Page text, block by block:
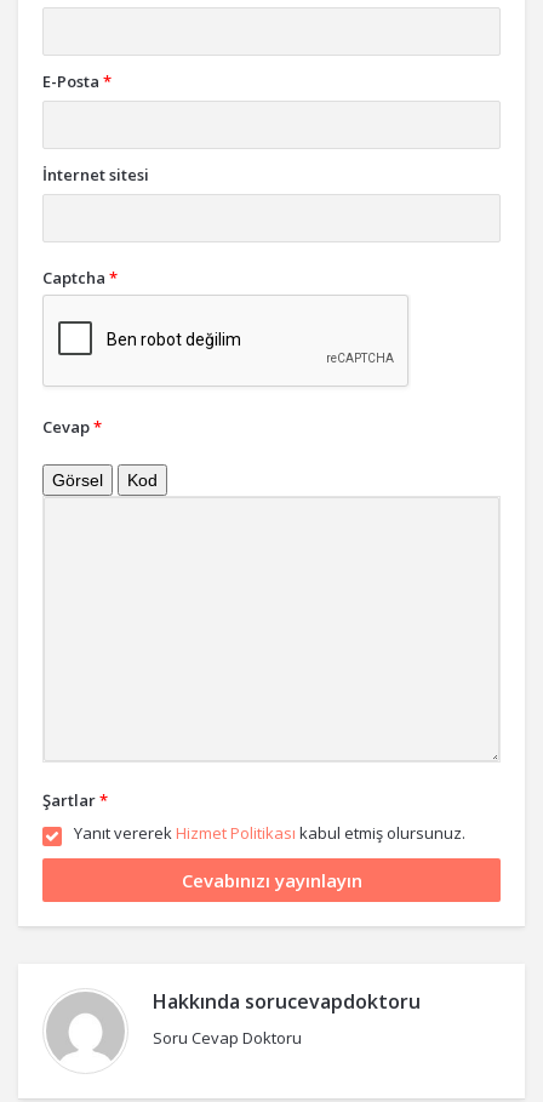
E-Posta *
İnternet sitesi
Captcha *
Cevap*
Görsel Kod
Şartlar*
Yanıt vererek Hizmet Politikası kabul etmiş olursunuz.
Hakkında sorucevapdoktoru
Soru Cevap Doktoru